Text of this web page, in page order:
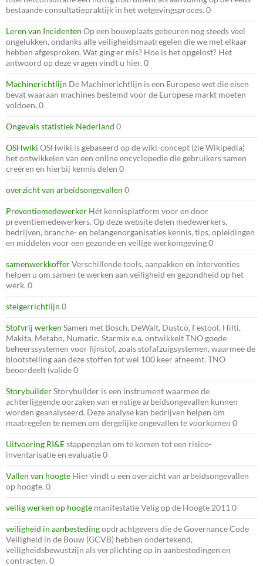
bestaande consultatiepraktijk in het wetgevingsproces. 0
Leren van Incidenten Op een bouwplaats gebeuren nog steeds veel
ongelukken, ondanks alle veiligheidsmaatregelen die we met elkaar
hebben afgesproken. Wat ging er mis? Hoe is het opgelost? Het
antwoord op deze vragen vindt u hier. 0
Machinerichtlijn De Machinerichtlijn is een Europese wet die eisen
bevat waaraan machines bestemd voor de Europese markt moeten
voldoen. 0
Ongevals statistiek Nederland 0
OSHwiki OSHwiki is gebaseerd op de wiki-concept (zie Wikipedia)
het ontwikkelen van een online encyclopedie die gebruikers samen
creëren en hierbij kennis delen 0
overzicht van arbeidsongevallen 0
Preventiemedewerker Hét kennisplatform voor en door
preventiemedewerkers. Op deze website delen medewerkers,
bedrijven, branche- en belangenorganisaties kennis, tips, opleidingen
en middelen voor een gezonde en veilige werkomgeving 0
samenwerkkofferVerschillende tools, aanpakken en interventies
helpen u om samen te werken aan veiligheid en gezondheid op het
werk. 0
steigerrichtlijn 0
Stofvrij werken Samen met Bosch, DeWalt, Dustco, Festool, Hilti,
Makita, Metabo, Numatic, Starmix e.a. ontwikkelt TNO goede
beheerssystemen voor fijnstof, zoals stofafzuigsystemen, waarmee de
blootstelling aan deze stoffen tot wel 100 keer afneemt. TNO
beoordeelt (valide 0
StorybuilderStorybuilder is een instrument waarmee de
achterliggende oorzaken van ernstige arbeidsongevallen kunnen
worden geanalyseerd. Deze analyse kan bedrijven helpen om
maatregelen te nemen om dergelijke ongevallen te voorkomen 0
Uitvoering RI&Estappenplan om te komen tot een risico-
inventarisatie en evaluatie 0
Vallen van hoogte Hier vindt u een overzicht van arbeidsongevallen
op hoogte. 0
veilig werken op hoogte manifestatie Velig op de Hoogte 2011 0
veiligheid in aanbestedingopdrachtgevers die de Governance Code
Veiligheid in de Bouw (GCVB) hebben ondertekend,
veiligheidsbewustzijn als verplichting op in aanbestedingen en
contracten. 0